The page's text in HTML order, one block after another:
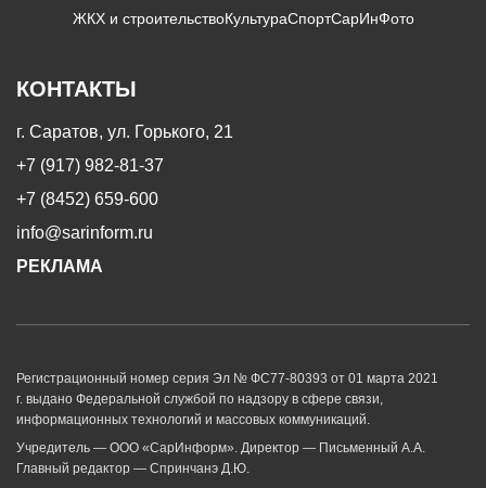
ЖКХ и строительствоКультураСпортСарИнФото
КОНТАКТЫ
г. Саратов, ул. Горького, 21
+7 (917) 982-81-37
+7 (8452) 659-600
info@sarinform.ru
РЕКЛАМА
Регистрационный номер серия Эл № ФС77-80393 от 01 марта 2021
г. выдано Федеральной службой по надзору в сфере связи,
информационных технологий и массовых коммуникаций.
Учредитель — ООО «СарИнформ». Директор — Письменный А.А.
Главный редактор — Спринчанэ Д.Ю.